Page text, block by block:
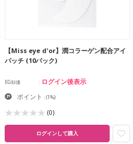
【Miss eye d'or】潤コラーゲン配合アイ
パッチ (10パック)
EG卸価 ログイン後表示
ポイント :(1%)
(0)
ログインして購入